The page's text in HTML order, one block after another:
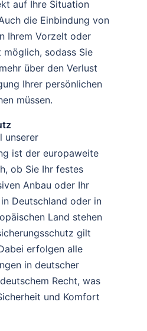
auf Ihre Situation
die Einbindung von
Ihrem Vorzelt oder
sodass Sie
über den Verlust
Ihrer persönlichen
müssen.
unserer
ist der europaweite
ob Sie Ihr festes
Anbau oder Ihr
Deutschland oder in
Land stehen
gilt
erfolgen alle
in deutscher
Recht, was
und Komfort